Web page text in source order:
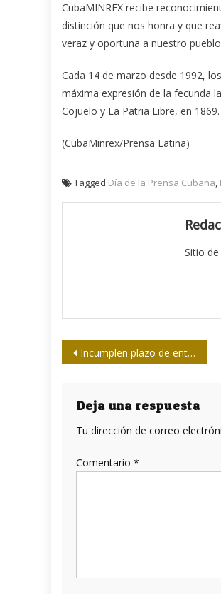
CubaMINREX recibe
distinción que nos honra y que
veraz y oportuna a nuestro
Cada 14 de marzo desde 1992,
máxima expresión de la fecunda
Cojuelo y La Patria Libre, en 1869.
(CubaMinrex/Prensa Latina)
Tagged Día de la Prensa Cubana,
Sitio
Navegación
entradas
Incumplen plazo de entrega de obra estratégica para aprovechamiento del canal Zaza-Ciego
Deja una respuesta
Tu dirección de correo
Comentario *